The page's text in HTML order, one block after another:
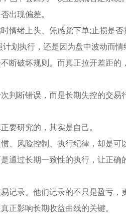
出现偏差。
情绪上头、凭感觉下单;止损是
划执行，还是因为盘中波动而情
断破坏规则。而真正拉开差距的
判断错误，而是长期失控的交易
要研究的，其实是自己。
、风险控制、执行纪律，却是可
通过长期一致性的执行，让正确
记录。他们记录的不只是盈亏，
正影响长期收益曲线的关键。